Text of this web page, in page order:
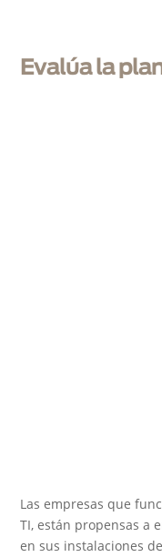
Evalúa la
Las empresas que
TI, están propensas a
en sus instalaciones